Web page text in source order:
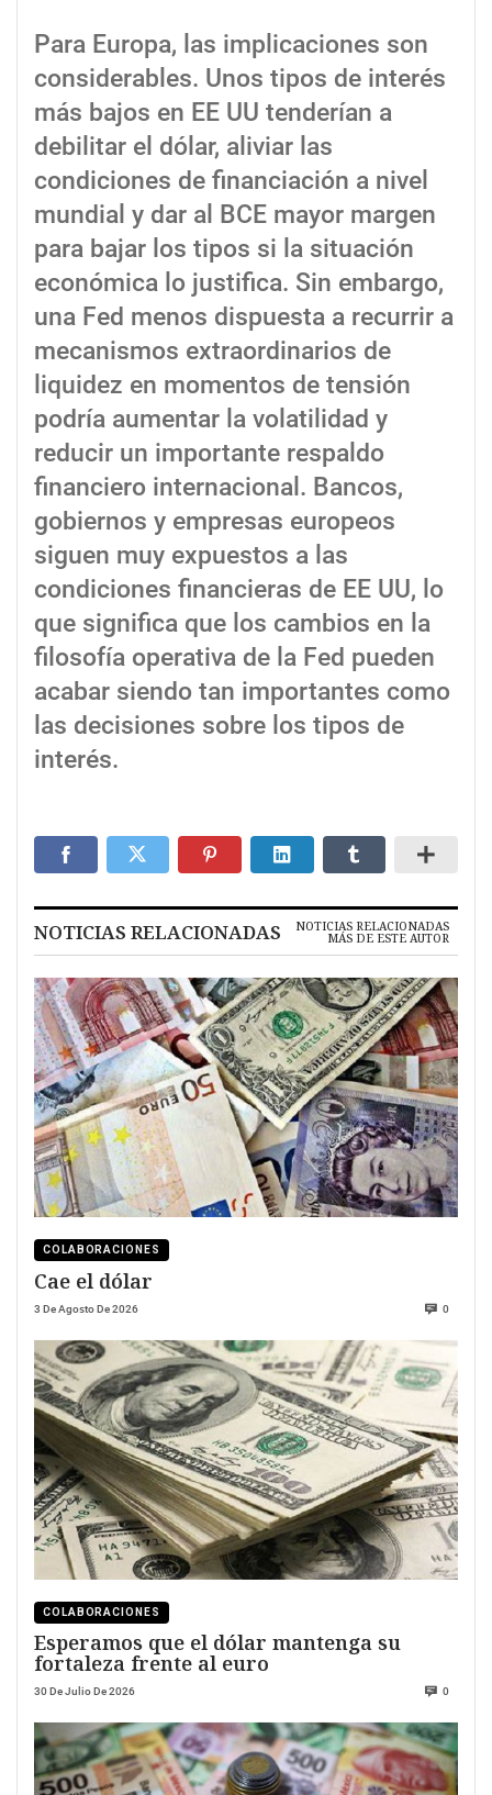
Para Europa, las implicaciones son
considerables. Unos tipos de interés
más bajos en EE UU tenderían a
debilitar el dólar, aliviar las
condiciones de financiación a nivel
mundial y dar al BCE mayor margen
para bajar los tipos si la situación
económica lo justifica. Sin embargo,
una Fed menos dispuesta a recurrir a
mecanismos extraordinarios de
liquidez en momentos de tensión
podría aumentar la volatilidad y
reducir un importante respaldo
financiero internacional. Bancos,
gobiernos y empresas europeos
siguen muy expuestos a las
condiciones financieras de EE UU, lo
que significa que los cambios en la
filosofía operativa de la Fed pueden
acabar siendo tan importantes como
las decisiones sobre los tipos de
interés.
NOTICIAS RELACIONADAS NOTICIAS RELACIONADAS
MÁS DE ESTE AUTOR
COLABORACIONES
Cae el dólar
3 De Agosto De 2026 0
COLABORACIONES
Esperamos que el dólar mantenga su
fortaleza frente al euro
30 De Julio De 2026 0